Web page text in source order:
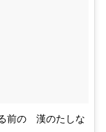
前の 漢のたしな